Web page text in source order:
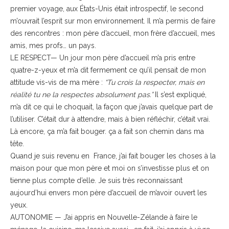
premier voyage, aux États-Unis était introspectif, le second
m’ouvrait l’esprit sur mon environnement. Il m’a permis de faire
des rencontres : mon père d’accueil, mon frère d’accueil, mes
amis, mes profs… un pays.
LE RESPECT— Un jour mon père d’accueil m’a pris entre
quatre-z-yeux et m’a dit fermement ce qu’il pensait de mon
attitude vis-vis de ma mère : “Tu crois la respecter, mais en
réalité tu ne la respectes absolument pas.”
Il s’est expliqué,
m’a dit ce qui le choquait, la façon que j’avais quelque part de
l’utiliser. C’était dur à attendre, mais à bien réfléchir, c’était vrai.
Là encore, ça m’a fait bouger. ça a fait son chemin dans ma
tête.
Quand je suis revenu en France, j’ai fait bouger les choses à la
maison pour que mon père et moi on s’investisse plus et on
tienne plus compte d’elle. Je suis très reconnaissant
aujourd’hui envers mon père d’accueil de m’avoir ouvert les
yeux.
AUTONOMIE — J’ai appris en Nouvelle-Zélande à faire le